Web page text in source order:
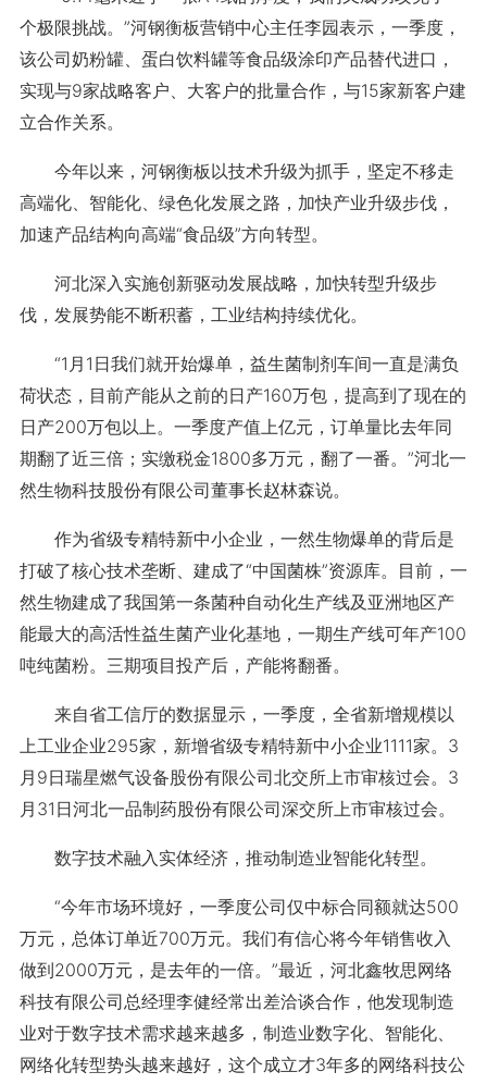
个极限挑战。”河钢衡板营销中心主任李园表示，一季度，
该公司奶粉罐、蛋白饮料罐等食品级涂印产品替代进口，
实现与9家战略客户、大客户的批量合作，与15家新客户建
立合作关系。
今年以来，河钢衡板以技术升级为抓手，坚定不移走
高端化、智能化、绿色化发展之路，加快产业升级步伐，
加速产品结构向高端“食品级”方向转型。
河北深入实施创新驱动发展战略，加快转型升级步
伐，发展势能不断积蓄，工业结构持续优化。
“1月1日我们就开始爆单，益生菌制剂车间一直是满负
荷状态，目前产能从之前的日产160万包，提高到了现在的
日产200万包以上。一季度产值上亿元，订单量比去年同
期翻了近三倍；实缴税金1800多万元，翻了一番。”河北一
然生物科技股份有限公司董事长赵林森说。
作为省级专精特新中小企业，一然生物爆单的背后是
打破了核心技术垄断、建成了“中国菌株”资源库。目前，一
然生物建成了我国第一条菌种自动化生产线及亚洲地区产
能最大的高活性益生菌产业化基地，一期生产线可年产100
吨纯菌粉。三期项目投产后，产能将翻番。
来自省工信厅的数据显示，一季度，全省新增规模以
上工业企业295家，新增省级专精特新中小企业1111家。3
月9日瑞星燃气设备股份有限公司北交所上市审核过会。3
月31日河北一品制药股份有限公司深交所上市审核过会。
数字技术融入实体经济，推动制造业智能化转型。
“今年市场环境好，一季度公司仅中标合同额就达500
万元，总体订单近700万元。我们有信心将今年销售收入
做到2000万元，是去年的一倍。”最近，河北鑫牧思网络
科技有限公司总经理李健经常出差洽谈合作，他发现制造
业对于数字技术需求越来越多，制造业数字化、智能化、
网络化转型势头越来越好，这个成立才3年多的网络科技公